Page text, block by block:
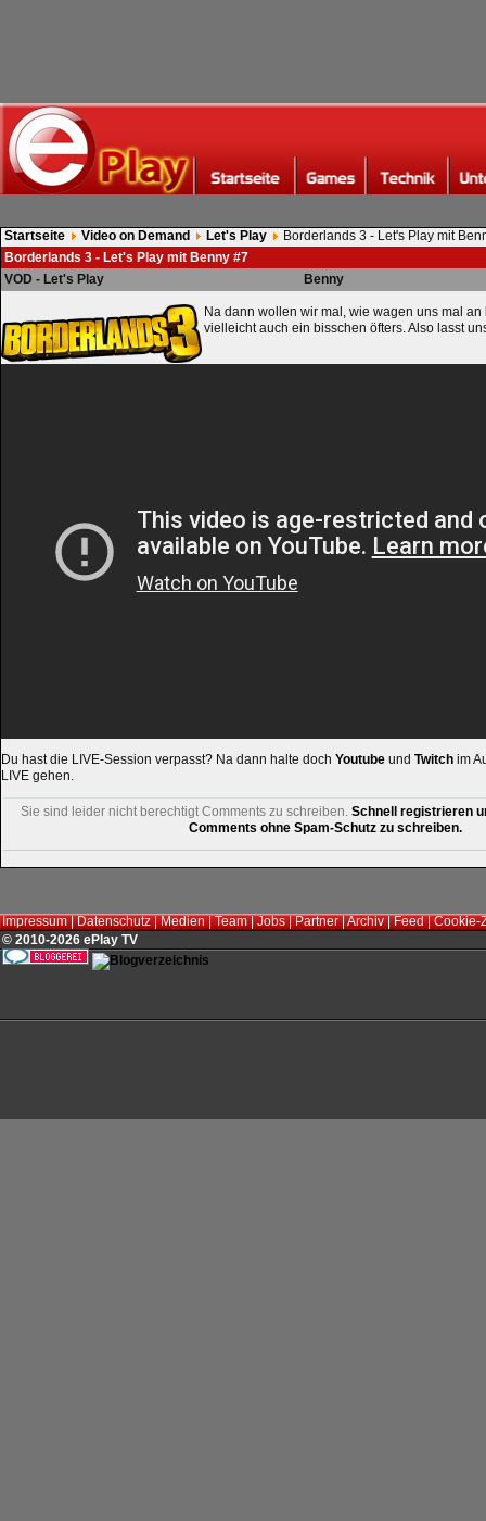
Startseite Video on Demand Let's Play
Borderlands 3 - Let's Play mit
Borderlands 3 - Let's Play mit Benny #7
VOD - Let's Play
Benny
Na dann wollen wir mal, wie wagen uns mal an
vielleicht auch ein bisschen öfters. Also lasst
Du hast die LIVE-Session verpasst? Na dann halte doch Youtube und Twitch im
LIVE gehen.
Sie sind leider nicht berechtigt Comments zu schreiben. Schnell registrieren
Comments ohne Spam-Schutz zu schreiben.
Impressum|Datenschutz|Medien|Team|Jobs|Partner|Archiv|Feed|Cookie-
© 2010-2026 ePlay TV